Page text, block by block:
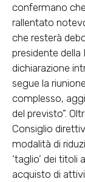
confermano che
rallentato
che resterà
presidente della
dichiarazione
segue la
complesso,
del previsto”.
Consiglio
modalità di
‘taglio’ dei
acquisto di